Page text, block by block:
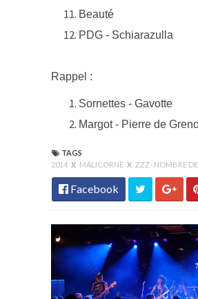
Beauté
PDG - Schiarazulla
Rappel :
Sornettes - Gavotte
Margot - Pierre de
TAGS
2014 X MALICORNE X ZZZ- NOMBRE
Facebook